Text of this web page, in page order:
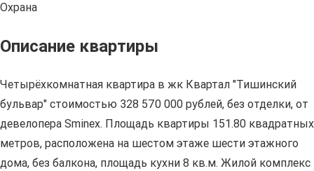
Охрана
Описание квартиры
Четырёхкомнатная квартира в жк Квартал "Тишинский
бульвар" стоимостью 328 570 000 рублей, без отделки, от
девелопера Sminex. Площадь квартиры 151.80 квадратных
метров, расположена на шестом этаже шести этажного
дома, без балкона, площадь кухни 8 кв.м. Жилой комплекс